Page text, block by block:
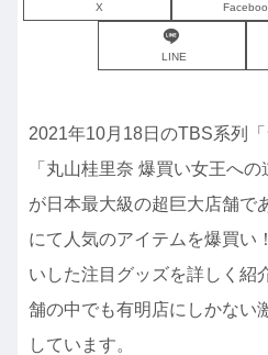
X
LINE
2021年10月18日のTBS系列
「丸山桂里奈 爆買い女王へ
が日本最大級の超巨大店舗で
にて人気のアイテムを爆買い
いした注目グッズを詳しく紹
舗の中でも有明店にしかない
しています。